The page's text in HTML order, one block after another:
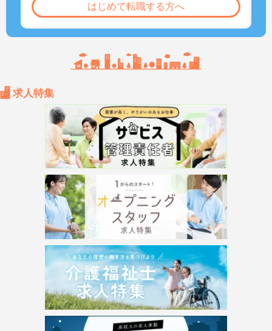
はじめて転職する方へ
求人特集